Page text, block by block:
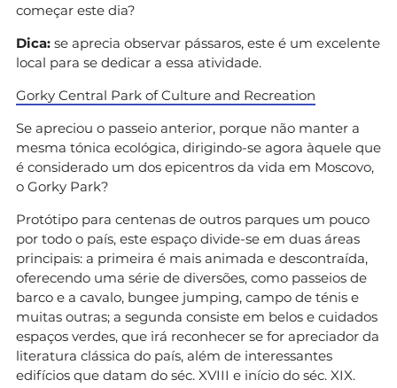
começar este dia?
Dica: se aprecia observar pássaros, este é um excelente
local para se dedicar a essa atividade.
Gorky Central Park of Culture and Recreation
Se apreciou o passeio anterior, porque não manter a
mesma tónica ecológica, dirigindo-se agora àquele que
é considerado um dos epicentros da vida em Moscovo,
o Gorky Park?
Protótipo para centenas de outros parques um pouco
por todo o país, este espaço divide-se em duas áreas
principais: a primeira é mais animada e descontraída,
oferecendo uma série de diversões, como passeios de
barco e a cavalo, bungee jumping, campo de ténis e
muitas outras; a segunda consiste em belos e cuidados
espaços verdes, que irá reconhecer se for apreciador da
literatura clássica do país, além de interessantes
edifícios que datam do séc. XVIII e início do séc. XIX.